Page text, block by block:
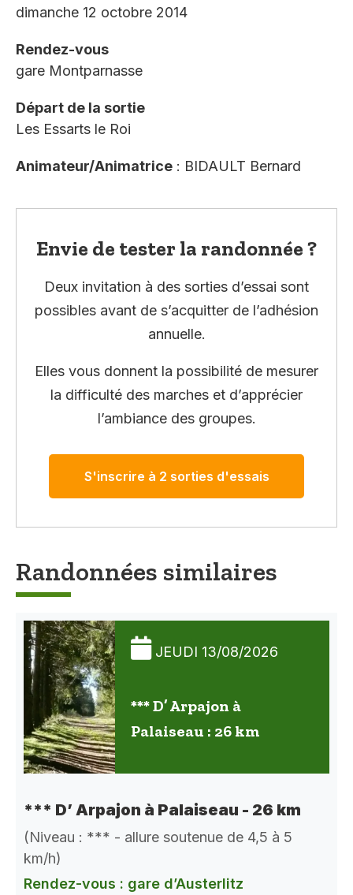
dimanche 12 octobre 2014
Rendez-vous
gare Montparnasse
Départ de la sortie
Les Essarts le Roi
Animateur/Animatrice : BIDAULT Bernard
Envie de tester la randonnée ?
Deux invitation à des sorties d’essai sont
possibles avant de s’acquitter de l’adhésion
annuelle.
Elles vous donnent la possibilité de mesurer
la difficulté des marches et d’apprécier
l’ambiance des groupes.
S'inscrire à 2 sorties d'essais
Randonnées similaires
JEUDI 13/08/2026
*** D’ Arpajon à
Palaiseau : 26 km
*** D’ Arpajon à Palaiseau - 26 km
(Niveau : *** - allure soutenue de 4,5 à 5
km/h)
Rendez-vous : gare d’Austerlitz